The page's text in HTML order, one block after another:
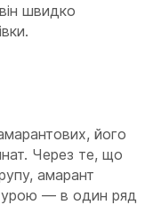
швидко
його
Через те, що
амарант
— в один ряд